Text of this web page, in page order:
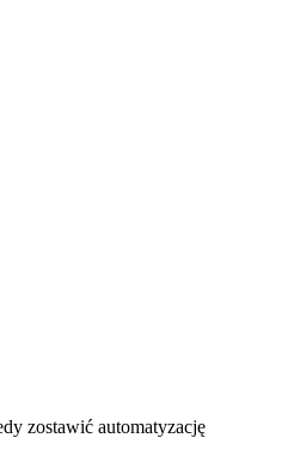
zostawić automatyzację